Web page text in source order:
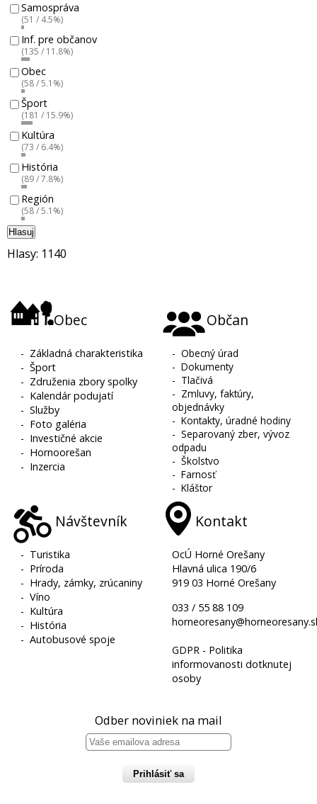
Samospráva
(51 / 4.5%)
Inf. pre občanov
(135 / 11.8%)
Obec
(58 / 5.1%)
Šport
(181 / 15.9%)
Kultúra
(73 / 6.4%)
História
(89 / 7.8%)
Región
(58 / 5.1%)
Hlasuj
Hlasy: 1140
Obec
- Základná charakteristika
-Šport
- Združenia zbory spolky
- Kalendár podujatí
-Služby
- Foto galéria
- Investičné akcie
- Hornoorešan
- Inzercia
Občan
-Obecný úrad
-Dokumenty
- Tlačivá
- Zmluvy, faktúry,
objednávky
-Kontakty, úradné hodiny
-Separovaný zber, vývoz
odpadu
-Školstvo
-Farnosť
-Kláštor
Návštevník
- Turistika
- Príroda
- Hrady, zámky, zrúcaniny
-Víno
- Kultúra
- História
-Autobusové spoje
Kontakt
OcÚ Horné Orešany
Hlavná ulica 190/6
919 03 Horné Orešany
033 / 55 88 109
GDPR - Politika
informovanosti dotknutej
osoby
Odber noviniek na mail
Prihlásiť sa